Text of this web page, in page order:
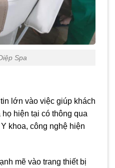
Spa
lớn vào việc giúp khách
hiện tại có thông qua
khoa, công nghệ hiện
mẽ vào trang thiết bị